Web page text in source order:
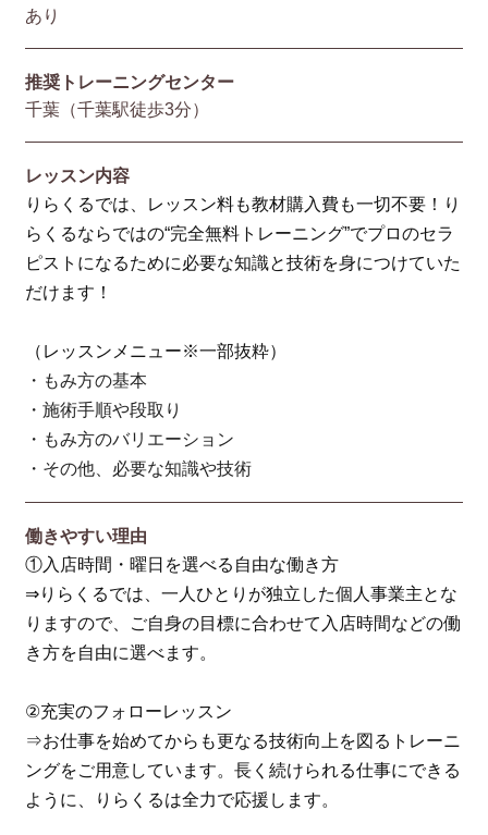
あり
推奨トレーニングセンター
千葉（千葉駅徒歩3分）
レッスン内容
りらくるでは、レッスン料も教材購入費も一切不要！り
らくるならではの“完全無料トレーニング”でプロのセラ
ピストになるために必要な知識と技術を身につけていた
だけます！
（レッスンメニュー※一部抜粋）
・もみ方の基本
・施術手順や段取り
・もみ方のバリエーション
・その他、必要な知識や技術
働きやすい理由
①入店時間・曜日を選べる自由な働き方
⇒りらくるでは、一人ひとりが独立した個人事業主とな
りますので、ご自身の目標に合わせて入店時間などの働
き方を自由に選べます。
②充実のフォローレッスン
⇒お仕事を始めてからも更なる技術向上を図るトレーニ
ングをご用意しています。長く続けられる仕事にできる
ように、りらくるは全力で応援します。